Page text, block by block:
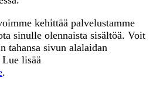
kehittää palvelustamme
sinulle olennaista sisältöä. Voit
tahansa sivun alalaidan
lisää
.